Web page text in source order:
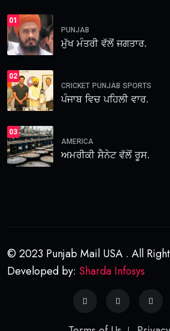
01
PUNJAB
ਮੁੱਖ ਮੰਤਰੀ ਵੱਲੋਂ ਜਗਤਾਰ.
02
CRICKET PUNJAB SPORTS
ਪੰਜਾਬ ਵਿਚ ਪਹਿਲੀ ਵਾਰ.
03
AMERICA
ਅਮਰੀਕੀ ਸੈਨੇਟ ਵੱਲੋਂ ਰੂਸ.
© 2023 Punjab Mail USA . All
Developed by: Sharda Infosys